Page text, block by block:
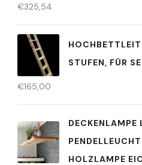
€325,54
STUFEN, FÜR
€165,00
DECKENLAMPE
HOLZLAMPE